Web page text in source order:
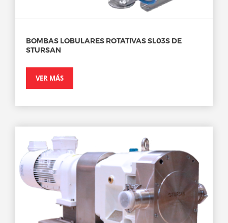
BOMBAS LOBULARES ROTATIVAS SL03S DE
STURSAN
VER MÁS